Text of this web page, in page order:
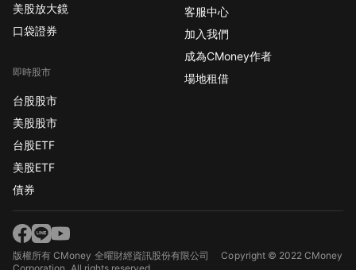
美股放大鏡
口袋證券
即時股市
台股股市
美股股市
台股ETF
美股ETF
債券
客服中心
加入我們
成為CMoney作者
場地租借
版權所有 CMoney 全曜財經資訊股份有限公司Copyright © 2022 CMoney